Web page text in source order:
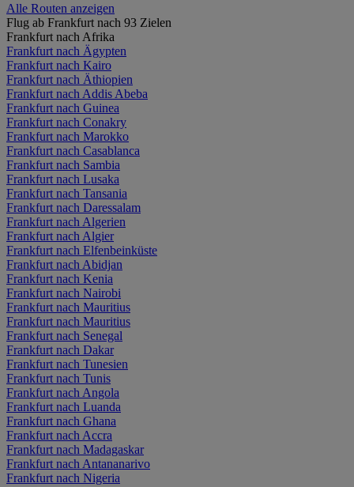
Alle Routen anzeigen
Flug ab Frankfurt nach 93 Zielen
Frankfurt nach Afrika
Frankfurt nach Ägypten
Frankfurt nach Kairo
Frankfurt nach Äthiopien
Frankfurt nach Addis Abeba
Frankfurt nach Guinea
Frankfurt nach Conakry
Frankfurt nach Marokko
Frankfurt nach Casablanca
Frankfurt nach Sambia
Frankfurt nach Lusaka
Frankfurt nach Tansania
Frankfurt nach Daressalam
Frankfurt nach Algerien
Frankfurt nach Algier
Frankfurt nach Elfenbeinküste
Frankfurt nach Abidjan
Frankfurt nach Kenia
Frankfurt nach Nairobi
Frankfurt nach Mauritius
Frankfurt nach Mauritius
Frankfurt nach Senegal
Frankfurt nach Dakar
Frankfurt nach Tunesien
Frankfurt nach Tunis
Frankfurt nach Angola
Frankfurt nach Luanda
Frankfurt nach Ghana
Frankfurt nach Accra
Frankfurt nach Madagaskar
Frankfurt nach Antananarivo
Frankfurt nach Nigeria